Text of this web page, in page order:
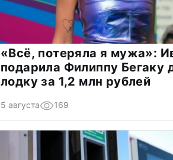
«Всё, потеряла я мужа»:
подарила Филиппу Бегаку
лодку за 1,2 млн рублей
5 августа 169